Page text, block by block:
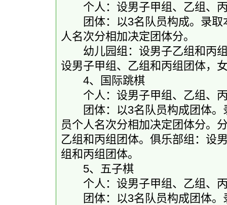
个人：设男子甲组、乙组、丙
团体：以3名队员构成。录取
人名次分相加决定团体分。
幼儿园组：设男子乙组和丙组
设男子甲组、乙组和丙组团体，
4、国际跳棋
个人：设男子甲组、乙组、丙
团体：以3名队员构成团体。
员个人名次分相加决定团体分。
乙组和丙组团体。俱乐部组：设
组和丙组团体。
5、五子棋
个人：设男子甲组、乙组、丙
团体：以3名队员构成团体。